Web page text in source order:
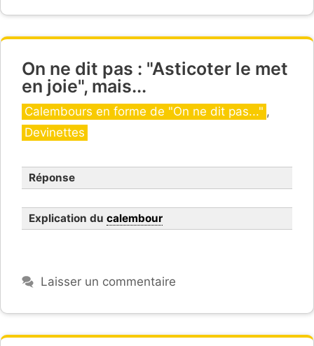
On ne dit pas : "Asticoter le met
en joie", mais...
Catégories
Calembours en forme de "On ne dit pas..." ,
Devinettes
Réponse
Explication du calembour
Laisser un commentaire